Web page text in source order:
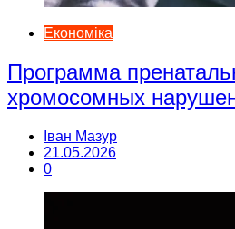
Економіка
Программа
хромосомных
Іван Мазур
21.05.2026
0